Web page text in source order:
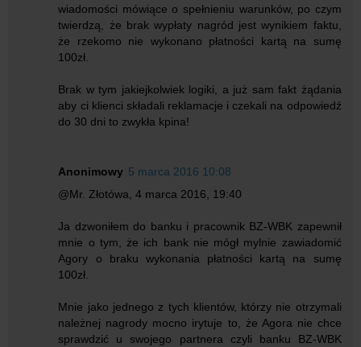
wiadomości mówiące o spełnieniu warunków, po czym
twierdzą, że brak wypłaty nagród jest wynikiem faktu,
że rzekomo nie wykonano płatności kartą na sumę
100zł.
Brak w tym jakiejkolwiek logiki, a już sam fakt żądania
aby ci klienci składali reklamacje i czekali na odpowiedź
do 30 dni to zwykła kpina!
Anonimowy 5 marca 2016 10:08
@Mr. Złotówa, 4 marca 2016, 19:40
Ja dzwoniłem do banku i pracownik BZ-WBK zapewnił
mnie o tym, że ich bank nie mógł mylnie zawiadomić
Agory o braku wykonania płatności kartą na sumę
100zł.
Mnie jako jednego z tych klientów, którzy nie otrzymali
należnej nagrody mocno irytuje to, że Agora nie chce
sprawdzić u swojego partnera czyli banku BZ-WBK